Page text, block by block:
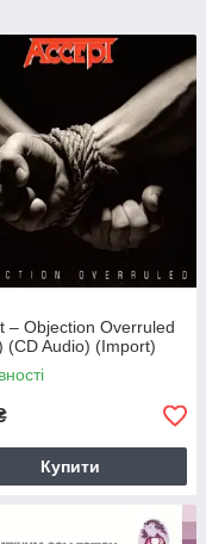
– Objection Overruled
(CD Audio) (Import)
Купити